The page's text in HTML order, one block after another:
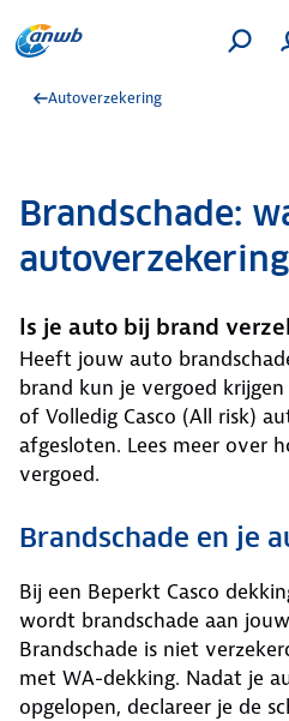
Autoverzekering
Brandschade:
Is je auto bij brand
Heeft jouw auto
brand kun je vergoed krijgen
of Volledig Casco (All risk)
afgesloten. Lees meer over
vergoed.
Brandschade en je
Bij een Beperkt Casco
wordt brandschade aan
Brandschade is niet
met WA-dekking. Nadat je
opgelopen, declareer je de